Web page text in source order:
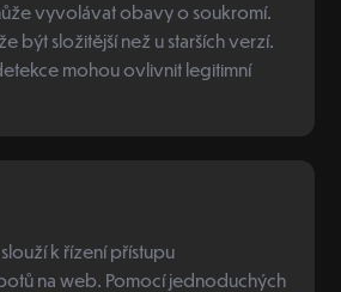
vyvolávat obavy o soukromí.
být složitější než u starších verzí.
mohou ovlivnit legitimní
k řízení přístupu
na web. Pomocí jednoduchých